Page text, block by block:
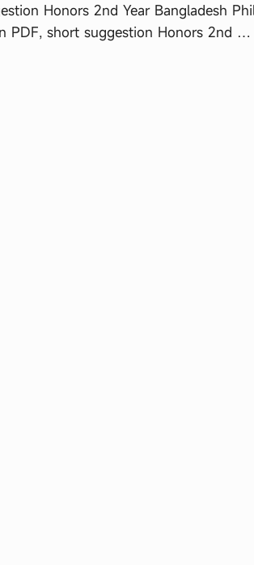
Honors 2nd Year Bangladesh
PDF, short suggestion Honors 2nd …